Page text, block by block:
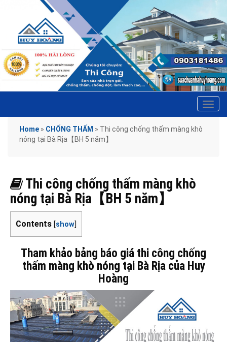
Home » CHỐNG THẤM » Thi công chống thấm màng khò
nóng tại Bà Rịa【BH 5 năm】
Thi công chống thấm màng khò
nóng tại Bà Rịa【BH 5 năm】
Contents [show]
Tham khảo bảng báo giá thi công chống
thấm màng khò nóng tại Bà Rịa của Huy
Hoàng